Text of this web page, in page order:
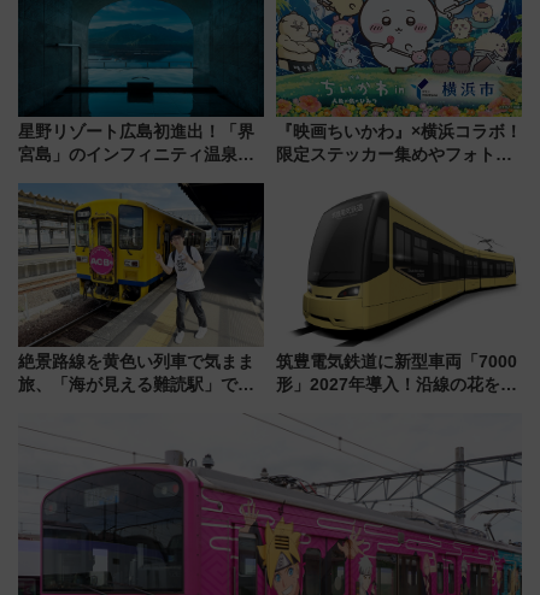
星野リゾート広島初進出！「界
宮島」のインフィニティ温泉と
宿泊料金・アクセスは？（2026
年7月23日開業）
『映画ちいかわ』×横浜コラボ！
限定ステッカー集めやフォトス
いを満喫しよう（花火鑑賞会応
募は7/12まで！）
絶景路線を黄色い列車で気まま
旅、「海が見える難読駅」で幸
「新・鉄道ひとり旅」279回目
の舞台は「島原鉄道」
筑豊電気鉄道に新型車両「7000
形」2027年導入！沿線の花をイ
内は落ち着いたゆとりある空間